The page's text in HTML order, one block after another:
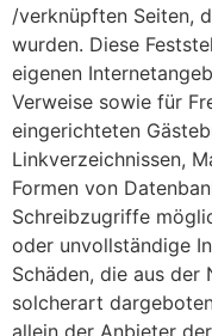
/verknüpften Seiten,
wurden. Diese
eigenen
Verweise sowie für
eingerichteten
Linkverzeichnissen,
Formen von
Schreibzugriffe
oder unvollständige
Schäden, die aus
solcherart
allein der Anbieter